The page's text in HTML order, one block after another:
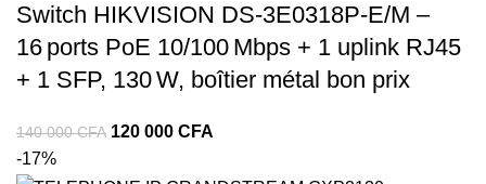
Switch HIKVISION DS‑3E0318P‑E/M –
16 ports PoE 10/100 Mbps + 1 uplink RJ45
+ 1 SFP, 130 W, boîtier métal bon prix
140 000CFA 120 000 CFA
-17%